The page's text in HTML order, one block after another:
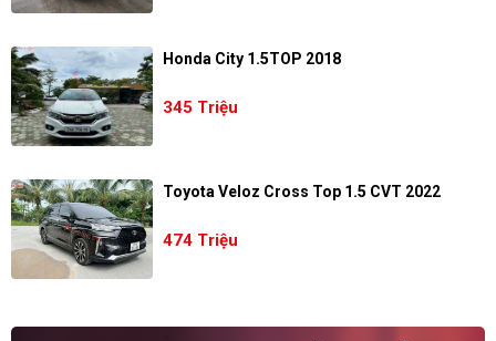
Honda City 1.5TOP 2018
345 Triệu
Toyota Veloz Cross Top 1.5 CVT 2022
474 Triệu